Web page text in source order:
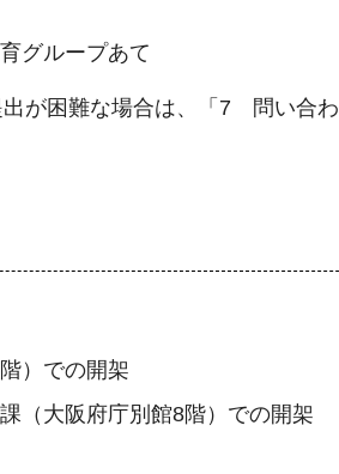
グループあて
が困難な場合は、「7 問い合
）での開架
（大阪府庁別館8階）での開架